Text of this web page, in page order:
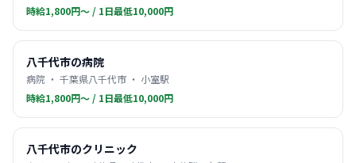
時給1,800円〜 / 1日最低10,000円
八千代市の病院
病院 ・ 千葉県八千代市 ・ 小室駅
時給1,800円〜 / 1日最低10,000円
八千代市のクリニック